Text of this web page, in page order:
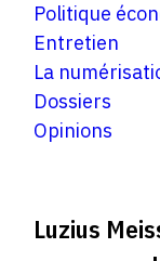
Politique
Entretien
La
Dossiers
Opinions
Luzius